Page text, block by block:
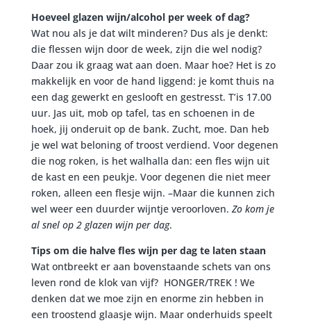
Hoeveel glazen wijn/alcohol per week of dag?
Wat nou als je dat wilt minderen? Dus als je denkt:
die flessen wijn door de week, zijn die wel nodig?
Daar zou ik graag wat aan doen. Maar hoe? Het is zo
makkelijk en voor de hand liggend: je komt thuis na
een dag gewerkt en geslooft en gestresst. T’is 17.00
uur. Jas uit, mob op tafel, tas en schoenen in de
hoek, jij onderuit op de bank. Zucht, moe. Dan heb
je wel wat beloning of troost verdiend. Voor degenen
die nog roken, is het walhalla dan: een fles wijn uit
de kast en een peukje. Voor degenen die niet meer
roken, alleen een flesje wijn. –Maar die kunnen zich
wel weer een duurder wijntje veroorloven. Zo kom je
al snel op 2 glazen wijn per dag.
Tips om die halve fles wijn per dag te laten staan
Wat ontbreekt er aan bovenstaande schets van ons
leven rond de klok van vijf? HONGER/TREK ! We
denken dat we moe zijn en enorme zin hebben in
een troostend glaasje wijn. Maar onderhuids speelt